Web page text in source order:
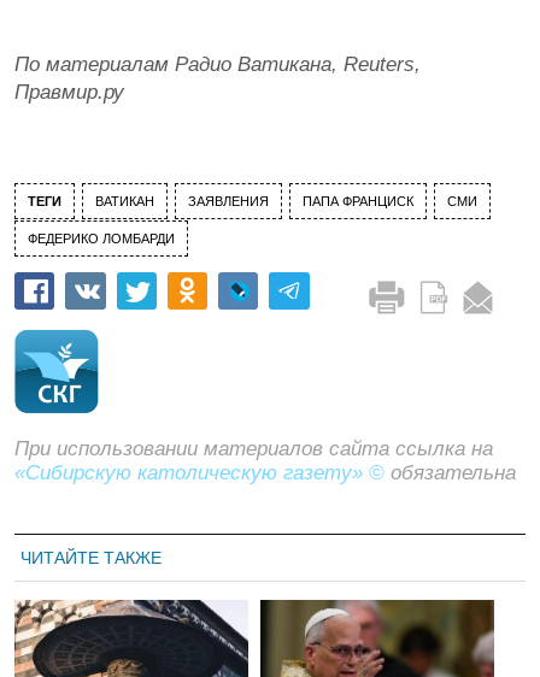
По материалам Радио Ватикана, Reuters,
Правмир.ру
ТЕГИ ВАТИКАН ЗАЯВЛЕНИЯ ПАПА ФРАНЦИСК СМИ
ФЕДЕРИКО ЛОМБАРДИ
При использовании материалов сайта ссылка на
«Сибирскую католическую газету» © обязательна
ЧИТАЙТЕ ТАКЖЕ